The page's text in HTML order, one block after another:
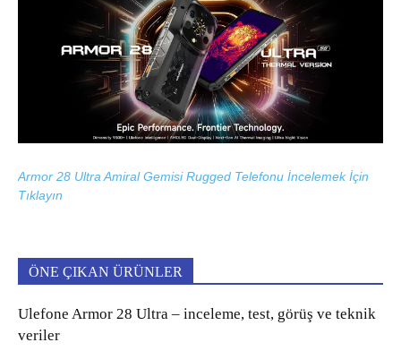
Armor 28 Ultra Amiral Gemisi Rugged Telefonu İncelemek İçin
Tıklayın
ÖNE ÇIKAN ÜRÜNLER
Ulefone Armor 28 Ultra – inceleme, test, görüş ve teknik
veriler